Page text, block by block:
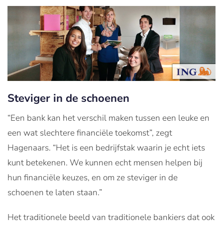
Steviger in de schoenen
“Een bank kan het verschil maken tussen een leuke en
een wat slechtere financiële toekomst”, zegt
Hagenaars. “Het is een bedrijfstak waarin je echt iets
kunt betekenen. We kunnen echt mensen helpen bij
hun financiële keuzes, en om ze steviger in de
schoenen te laten staan.”
Het traditionele beeld van traditionele bankiers dat ook